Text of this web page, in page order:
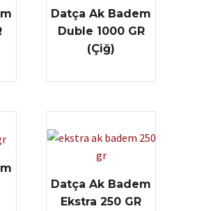
Datça Ak Badem
Duble 1000 GR
(Çiğ)
Datça Ak Badem
Ekstra 250 GR